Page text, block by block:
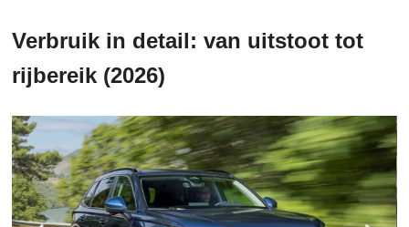
Verbruik in detail: van uitstoot tot
rijbereik (2026)